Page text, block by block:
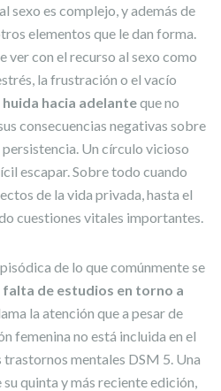
sexo es complejo, y además de
elementos que le dan forma.
ver con el recurso al sexo como
la frustración o el vacío
hacia adelanteque no
consecuencias negativas sobre
persistencia. Un círculo vicioso
escapar. Sobre todo cuando
de la vida privada, hasta el
cuestiones vitales importantes.
de lo que comúnmente se
falta de estudios en torno a
la atención que a pesar de
femenina no está incluida en el
mentales DSM 5. Una
quinta y más reciente edición,